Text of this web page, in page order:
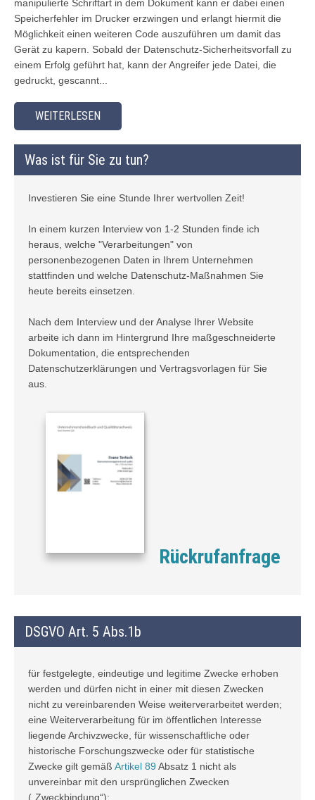
manipulierte Schriftart in dem Dokument kann er dabei einen
Speicherfehler im Drucker erzwingen und erlangt hiermit die
Möglichkeit einen weiteren Code auszuführen um damit das
Gerät zu kapern. Sobald der Datenschutz-Sicherheitsvorfall zu
einem Erfolg geführt hat, kann der Angreifer jede Datei, die
gedruckt, gescannt...
WEITERLESEN
Was ist für Sie zu tun?
Investieren Sie eine Stunde Ihrer wertvollen Zeit!
In einem kurzen Interview von 1-2 Stunden finde ich
heraus, welche "Verarbeitungen" von
personenbezogenen Daten in Ihrem Unternehmen
stattfinden und welche Datenschutz-Maßnahmen Sie
heute bereits einsetzen.
Nach dem Interview und der Analyse Ihrer Website
arbeite ich dann im Hintergrund Ihre maßgeschneiderte
Dokumentation, die entsprechenden
Datenschutzerklärungen und Vertragsvorlagen für Sie
aus.
Rückrufanfrage
DSGVO Art. 5 Abs.1b
für festgelegte, eindeutige und legitime Zwecke erhoben
werden und dürfen nicht in einer mit diesen Zwecken
nicht zu vereinbarenden Weise weiterverarbeitet werden;
eine Weiterverarbeitung für im öffentlichen Interesse
liegende Archivzwecke, für wissenschaftliche oder
historische Forschungszwecke oder für statistische
Zwecke gilt gemäß Artikel 89 Absatz 1 nicht als
unvereinbar mit den ursprünglichen Zwecken
(„Zweckbindung“);